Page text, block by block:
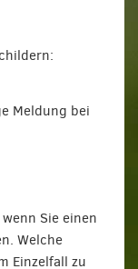
Meldung bei
Sie einen
Welche
Einzelfall zu